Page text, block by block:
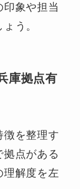
印象や担当
う。
庫拠点有
徴を整理す
点がある
理解度を左